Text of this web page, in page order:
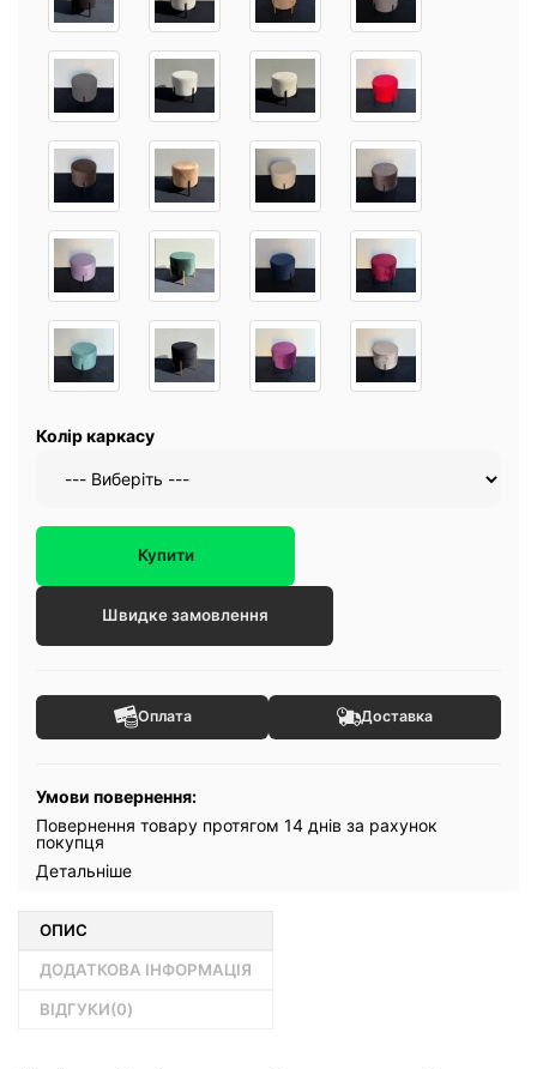
Колір каркасу
Купити
Швидке замовлення
Оплата Доставка
Умови повернення:
Повернення товару протягом 14 днів за рахунок
покупця
Детальніше
ОПИС
ДОДАТКОВА ІНФОРМАЦІЯ
ВІДГУКИ(0)